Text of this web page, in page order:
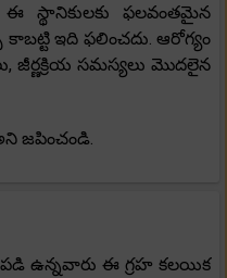
ఫలవంతమైన
ఇది ఫలించదు. ఆరోగ్యం
జీర్ణక్రియ సమస్యలు మొదలైన
జపించండి.
ఉన్నవారు ఈ గ్రహ కలయిక